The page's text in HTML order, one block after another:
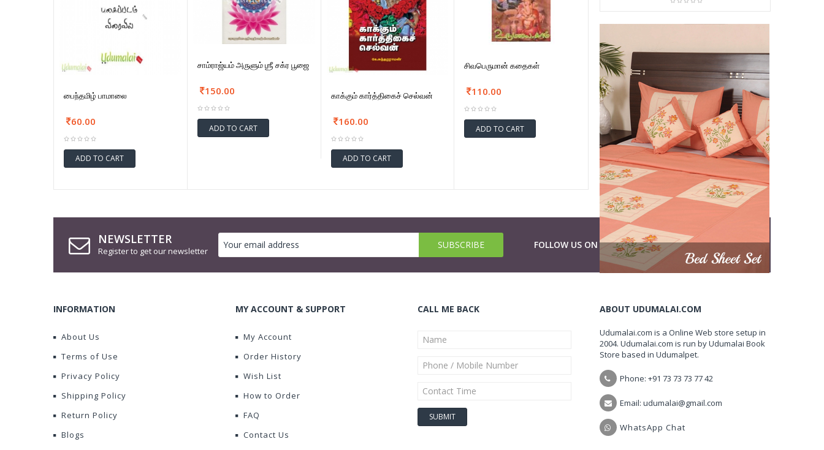
பைந்தமிழ் பாமாலை
60.00
ADD TO CART
சாம்ராஜ்யம் அருளும் ஶ்ரீ சக்ர பூஜை
150.00
ADD TO CART
காக்கும் கார்த்திகைச் செல்வன்
160.00
ADD TO CART
சிவபெருமான் கதைகள்
110.00
ADD TO CART
NEWSLETTER
Register to get our newsletter
FOLLOW US ON
INFORMATION
About Us
Terms of Use
Privacy Policy
Shipping Policy
Return Policy
Blogs
MY ACCOUNT & SUPPORT
My Account
Order History
Wish List
How to Order
FAQ
Contact Us
CALL ME BACK ABOUT UDUMALAI.COM
Udumalai.com is a Online Web store setup in
2004. Udumalai.com is run by Udumalai Book
Store based in Udumalpet.
Phone: +91 73 73 73 77 42
Email: udumalai@gmail.com
WhatsApp Chat